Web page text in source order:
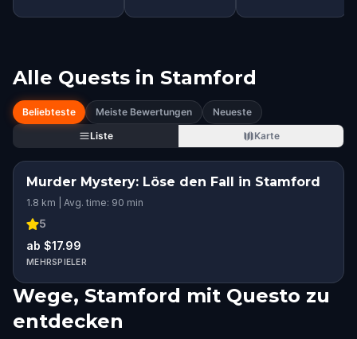
Alle Quests in Stamford
Beliebteste Meiste Bewertungen
Neueste
Liste
Karte
Murder Mystery: Löse den Fall in Stamford
1.8 km | Avg. time: 90 min
5
ab $17.99
MEHRSPIELER
Wege, Stamford mit Questo zu
entdecken